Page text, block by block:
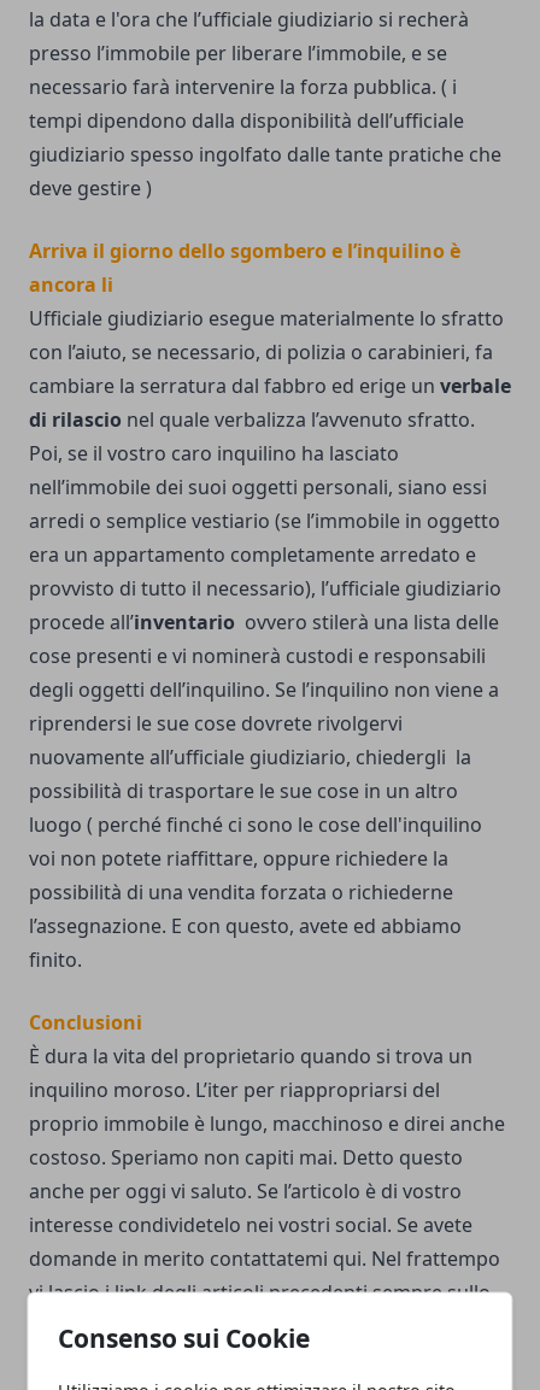
Consenso sui Cookie
la data e l'ora che l’ufficiale giudiziario si recherà
presso l’immobile per liberare l’immobile, e se
necessario farà intervenire la forza pubblica. ( i
tempi dipendono dalla disponibilità dell’ufficiale
giudiziario spesso ingolfato dalle tante pratiche che
deve gestire )
Arriva il giorno dello sgombero e l’inquilino è
ancora li
Ufficiale giudiziario esegue materialmente lo sfratto
con l’aiuto, se necessario, di polizia o carabinieri, fa
cambiare la serratura dal fabbro ed erige un verbale
di rilascio nel quale verbalizza l’avvenuto sfratto.
Poi, se il vostro caro inquilino ha lasciato
nell’immobile dei suoi oggetti personali, siano essi
arredi o semplice vestiario (se l’immobile in oggetto
era un appartamento completamente arredato e
provvisto di tutto il necessario), l’ufficiale giudiziario
procede all’inventario ovvero stilerà una lista delle
cose presenti e vi nominerà custodi e responsabili
degli oggetti dell’inquilino. Se l’inquilino non viene a
riprendersi le sue cose dovrete rivolgervi
nuovamente all’ufficiale giudiziario, chiedergli la
possibilità di trasportare le sue cose in un altro
luogo ( perché finché ci sono le cose dell'inquilino
voi non potete riaffittare, oppure richiedere la
possibilità di una vendita forzata o richiederne
l’assegnazione. E con questo, avete ed abbiamo
finito.
Conclusioni
È dura la vita del proprietario quando si trova un
inquilino moroso. L’iter per riappropriarsi del
proprio immobile è lungo, macchinoso e direi anche
costoso. Speriamo non capiti mai. Detto questo
anche per oggi vi saluto. Se l’articolo è di vostro
interesse condividetelo nei vostri social. Se avete
domande in merito contattatemi qui. Nel frattempo
vi lascio i link degli articoli precedenti sempre sullo
sfratto. Infine vi ricordo che il giovedì si parla di